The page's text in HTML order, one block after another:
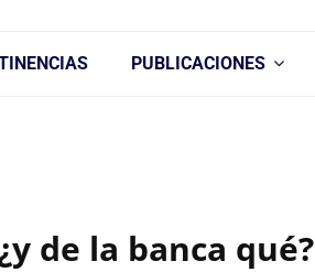
PUBLICACIONES
de la banca qué?